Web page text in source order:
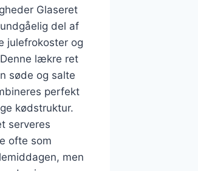
Glaseret
del af
julefrokoster og
lækre ret
søde og salte
perfekt
kødstruktur.
serveres
ofte som
men